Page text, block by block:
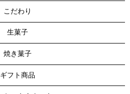
こだわり
生菓子
焼き菓子
ギフト商品